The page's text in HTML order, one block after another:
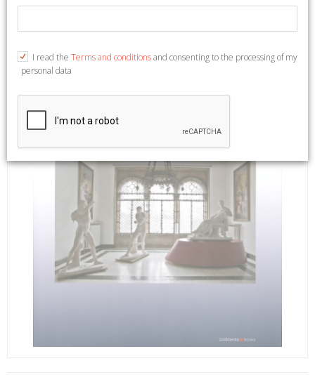
Palazzo Cybo Malaspina, 27 giugno - 7 settembre 2014. Milano,
2015; br., pp. 160, ill. b/n e col., cm 21,5x22.
I read the Terms and conditionsand consenting to the processing of my
personal data